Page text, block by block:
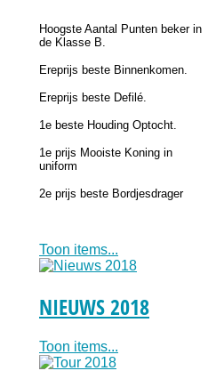
Hoogste Aantal Punten beker in
de Klasse B.
Ereprijs beste Binnenkomen.
Ereprijs beste Defilé.
1e beste Houding Optocht.
1e prijs Mooiste Koning in
uniform
2e prijs beste Bordjesdrager
Toon items...
NIEUWS 2018
Toon items...